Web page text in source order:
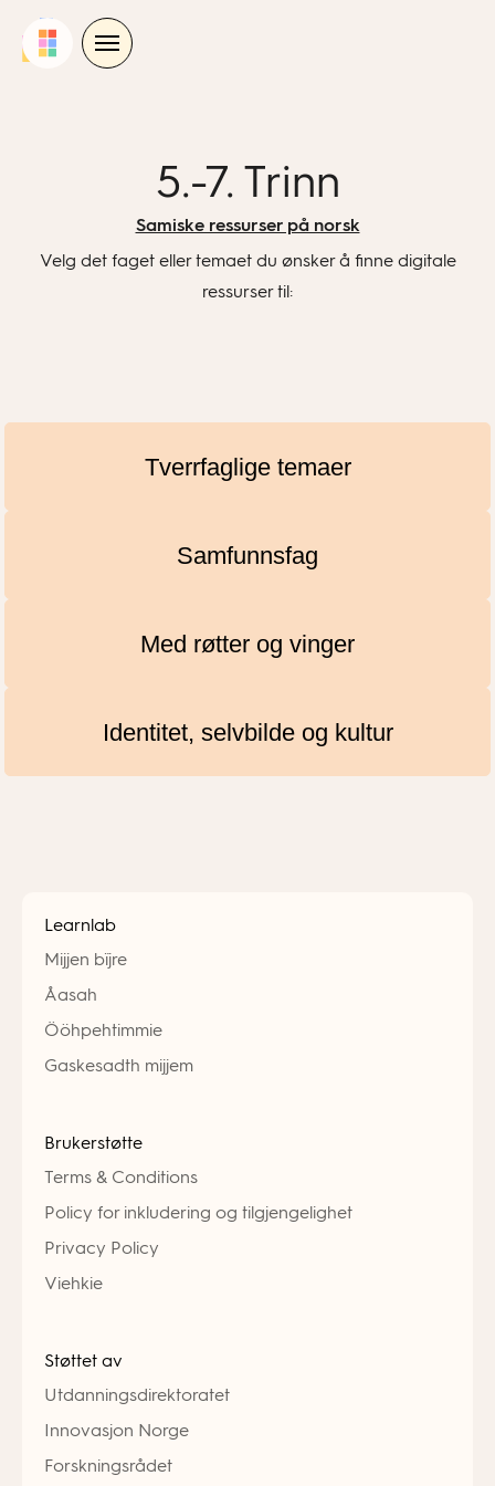
5.-7. Trinn
Samiske ressurser på norsk
Velg det faget eller temaet du ønsker å finne digitale
ressurser til:
Tverrfaglige temaer
Samfunnsfag
Med røtter og vinger
Identitet, selvbilde og kultur
Learnlab
Mijjen bïjre
Åasah
Ööhpehtimmie
Gaskesadth mijjem
Brukerstøtte
Terms & Conditions
Policy for inkludering og tilgjengelighet
Privacy Policy
Viehkie
Støttet av
Utdanningsdirektoratet
Innovasjon Norge
Forskningsrådet